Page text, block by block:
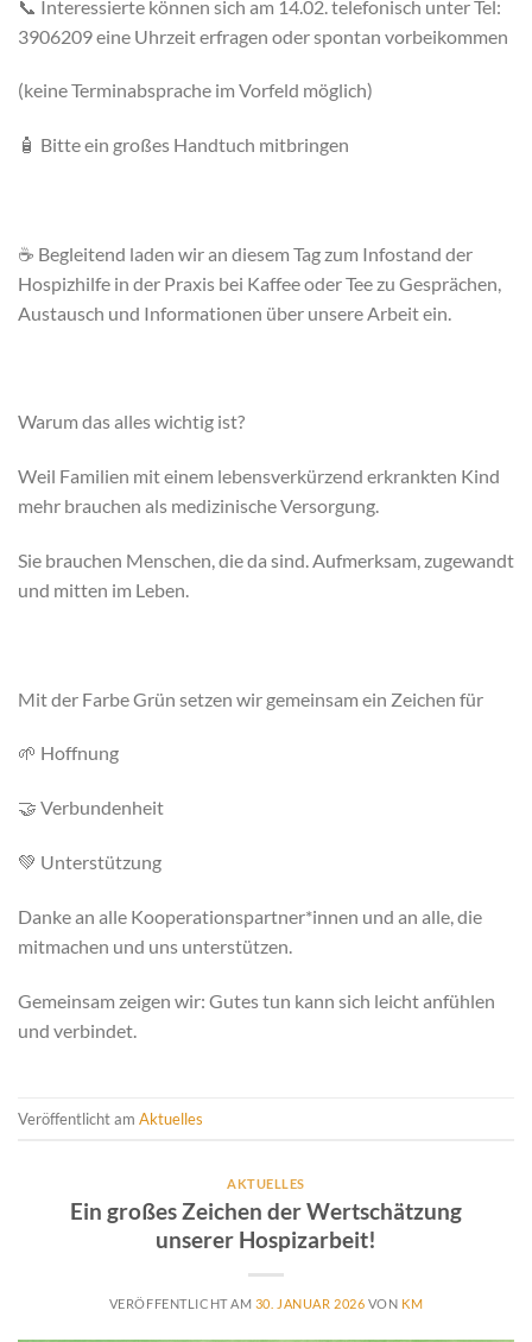
📞 Interessierte können sich am 14.02. telefonisch unter Tel:
3906209 eine Uhrzeit erfragen oder spontan vorbeikommen
(keine Terminabsprache im Vorfeld möglich)
🧴 Bitte ein großes Handtuch mitbringen
☕ Begleitend laden wir an diesem Tag zum Infostand der
Hospizhilfe in der Praxis bei Kaffee oder Tee zu Gesprächen,
Austausch und Informationen über unsere Arbeit ein.
Warum das alles wichtig ist?
Weil Familien mit einem lebensverkürzend erkrankten Kind
mehr brauchen als medizinische Versorgung.
Sie brauchen Menschen, die da sind. Aufmerksam, zugewandt
und mitten im Leben.
Mit der Farbe Grün setzen wir gemeinsam ein Zeichen für
🌱 Hoffnung
🤝 Verbundenheit
💚 Unterstützung
Danke an alle Kooperationspartner*innen und an alle, die
mitmachen und uns unterstützen.
Gemeinsam zeigen wir: Gutes tun kann sich leicht anfühlen
und verbindet.
Veröffentlicht am Aktuelles
AKTUELLES
Ein großes Zeichen der Wertschätzung
unserer Hospizarbeit!
VERÖFFENTLICHT AM 30. JANUAR 2026 VON KM